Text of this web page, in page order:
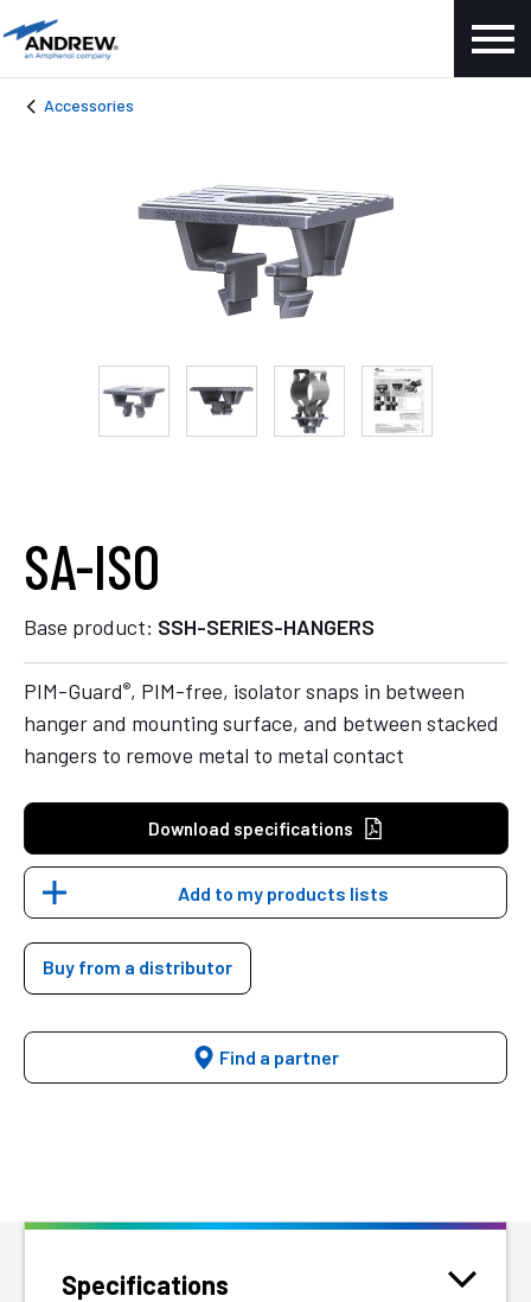
Accessories
SA-ISO
Base product: SSH-SERIES-HANGERS
PIM-Guard®, PIM-free, isolator snaps in between
hanger and mounting surface, and between stacked
hangers to remove metal to metal contact
Download specifications
Add to my products lists
Buy from a distributor
Find a partner
Specifications